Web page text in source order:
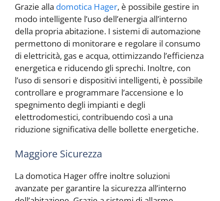
Grazie alla domotica Hager, è possibile gestire in
modo intelligente l’uso dell’energia all’interno
della propria abitazione. I sistemi di automazione
permettono di monitorare e regolare il consumo
di elettricità, gas e acqua, ottimizzando l’efficienza
energetica e riducendo gli sprechi. Inoltre, con
l’uso di sensori e dispositivi intelligenti, è possibile
controllare e programmare l’accensione e lo
spegnimento degli impianti e degli
elettrodomestici, contribuendo così a una
riduzione significativa delle bollette energetiche.
Maggiore Sicurezza
La domotica Hager offre inoltre soluzioni
avanzate per garantire la sicurezza all’interno